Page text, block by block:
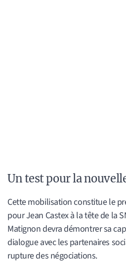
Un test pour la
Cette mobilisation constitue le
pour Jean Castex à la tête de la
Matignon devra démontrer sa
dialogue avec les partenaires
rupture des négociations.